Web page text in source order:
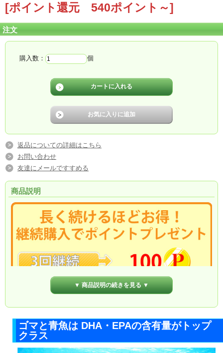
[ポイント還元 540ポイント～]
注文
購入数： 個
返品についての詳細はこちら
お問い合わせ
友達にメールですすめる
商品説明
▼ 商品説明の続きを見る ▼
ゴマと青魚は DHA・EPAの含有量がトップ
クラス